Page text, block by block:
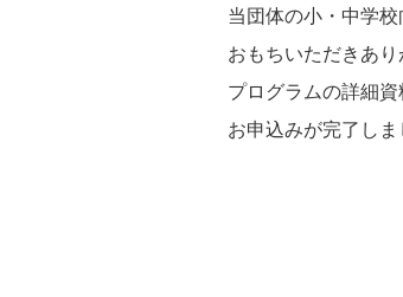
当団体の小・中学
おもちいただきあり
プログラムの詳細
お申込みが完了し